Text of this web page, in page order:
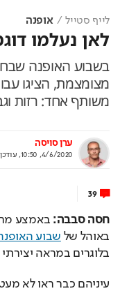
לייף סטייל אופנה
לאן נעלמו
בשבוע האופנה
מצומצמת, הציגו
משותף אחד: רזות
ערן סויסה
4/6/2020, 10:50
,עודכן
39
חסה סבבה:
באוהל של שבוע האופנה
בלוגרים במראה יצירתי